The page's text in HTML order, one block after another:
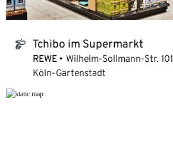
tchibo_logo Tchibo im Supermarkt
REWE Wilhelm-Sollmann-Str. 101
Köln-Gartenstadt